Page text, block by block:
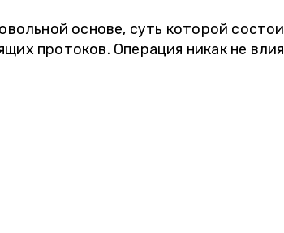
основе, суть которой
протоков. Операция никак не